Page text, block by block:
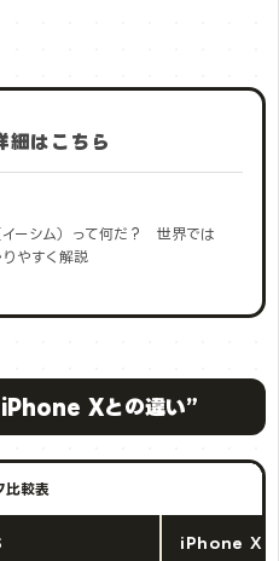
はこちら
ーシム）って何だ？ 世界では
やすく解説
Xとの違い”
較表
iPhone X